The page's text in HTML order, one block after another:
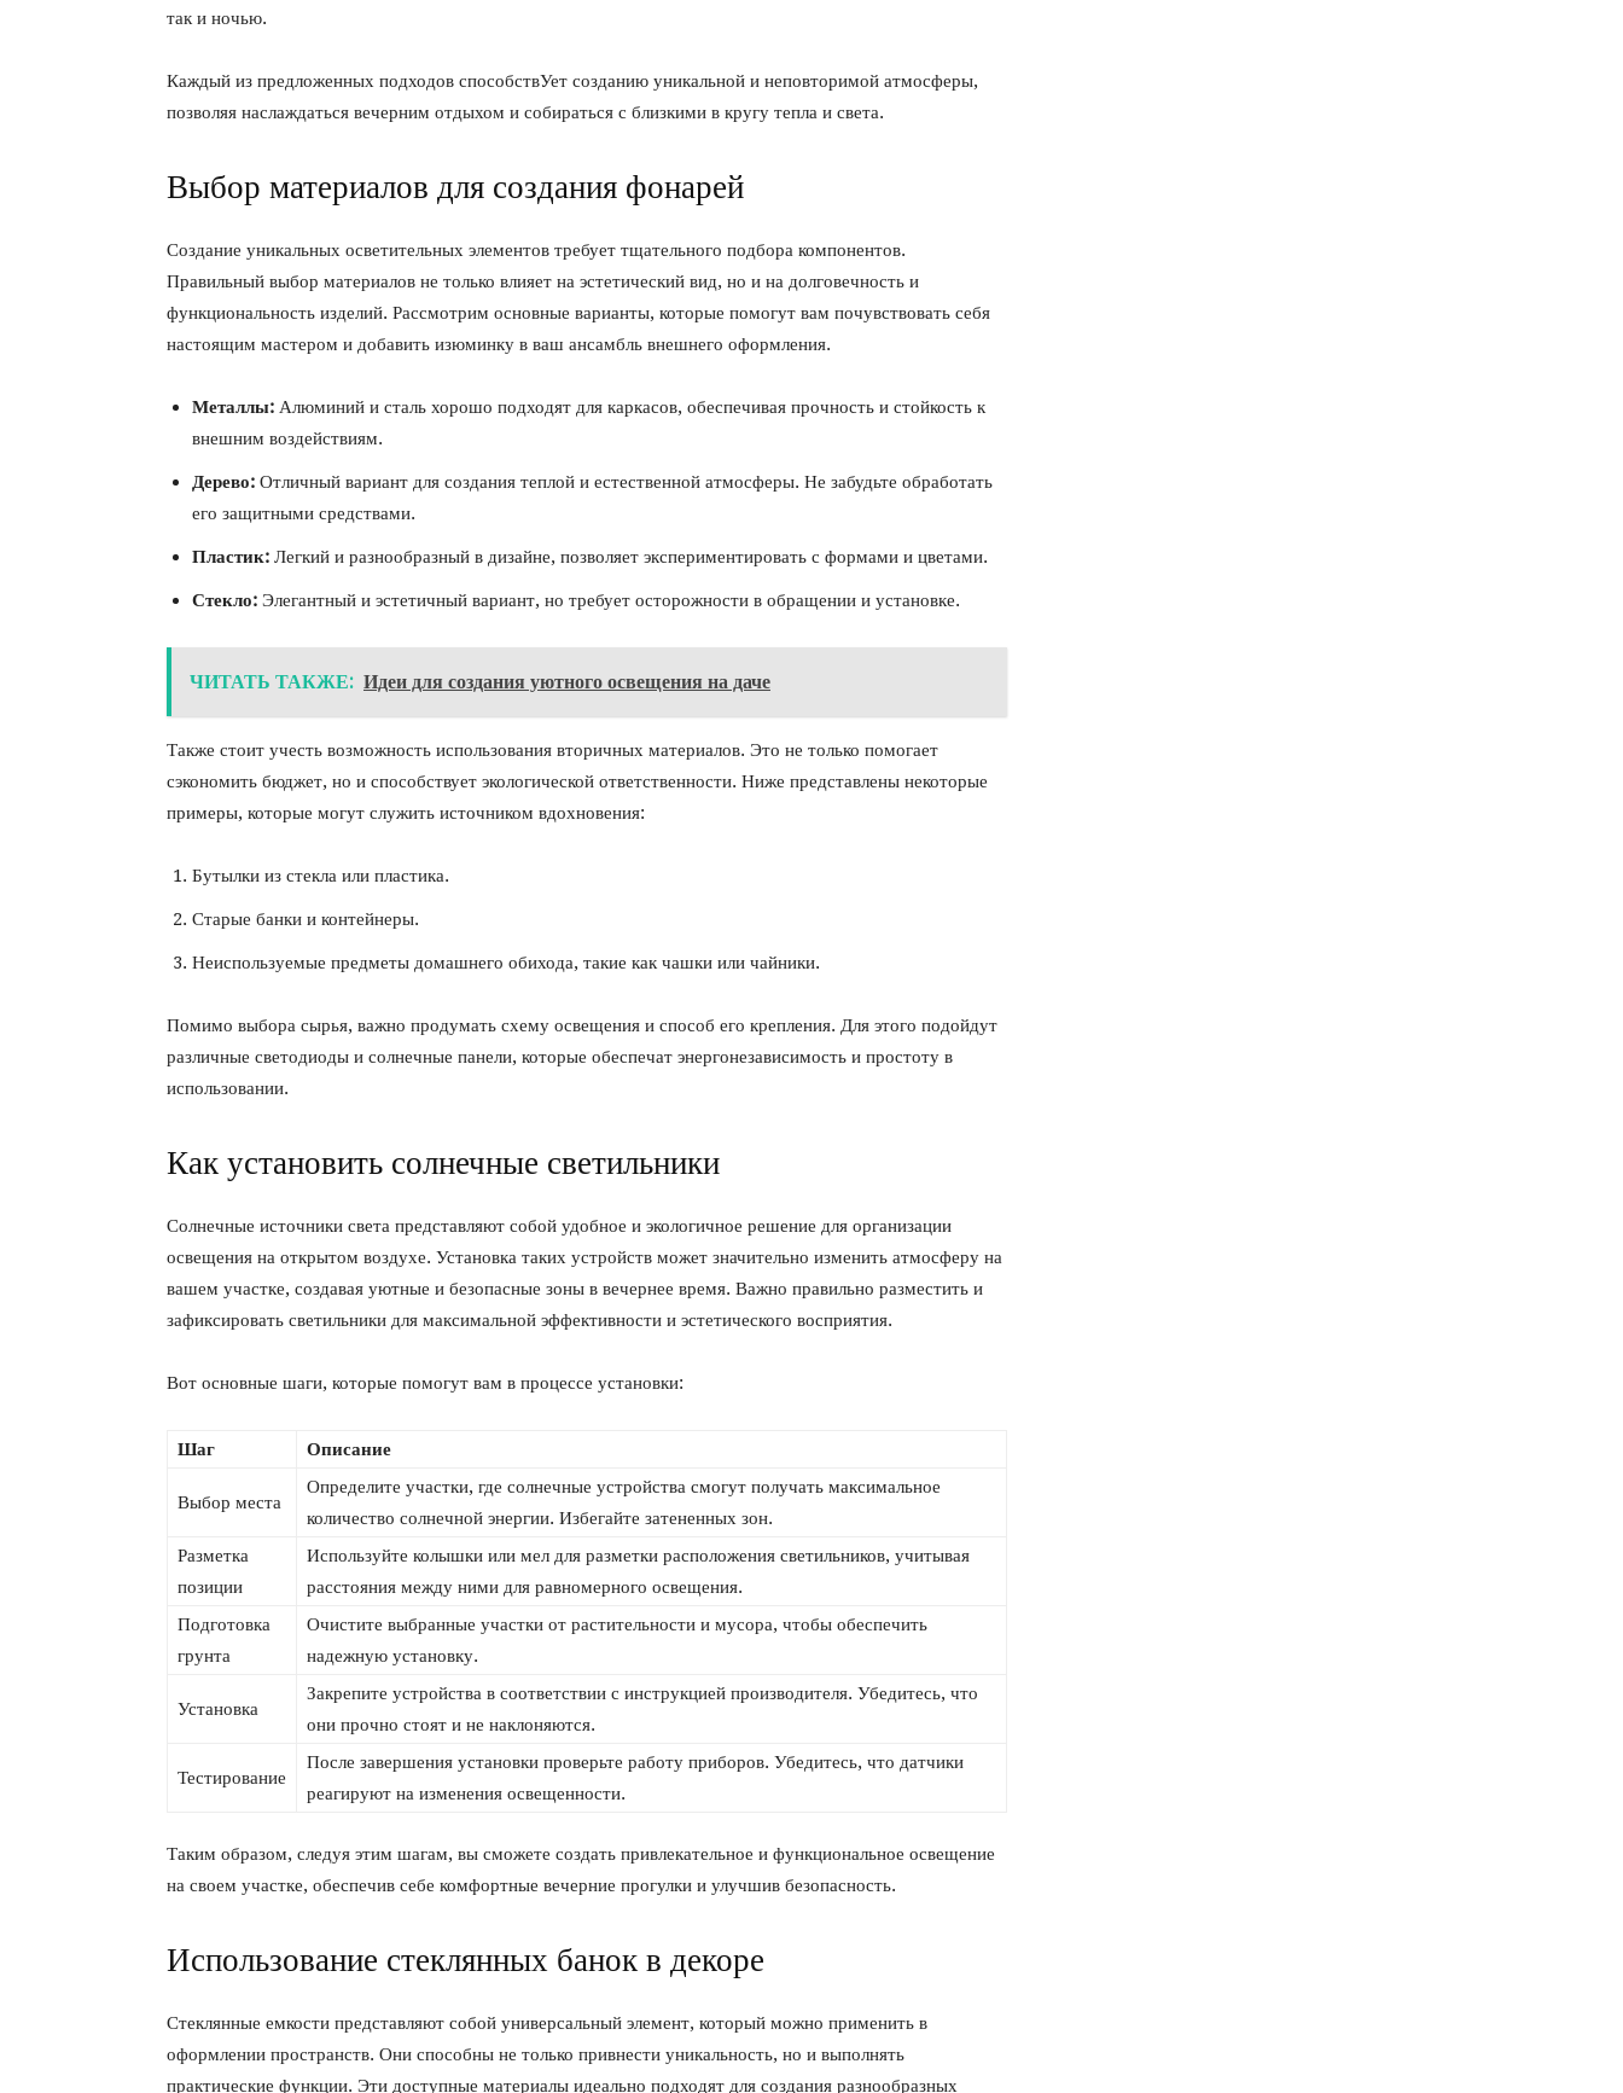
так и ночью.
Каждый из предложенных подходов способствУет созданию уникальной и неповторимой атмосферы,
позволяя наслаждаться вечерним отдыхом и собираться с близкими в кругу тепла и света.
Выбор материалов для создания фонарей
Создание уникальных осветительных элементов требует тщательного подбора компонентов.
Правильный выбор материалов не только влияет на эстетический вид, но и на долговечность и
функциональность изделий. Рассмотрим основные варианты, которые помогут вам почувствовать себя
настоящим мастером и добавить изюминку в ваш ансамбль внешнего оформления.
Металлы: Алюминий и сталь хорошо подходят для каркасов, обеспечивая прочность и стойкость к
внешним воздействиям.
Дерево: Отличный вариант для создания теплой и естественной атмосферы. Не забудьте обработать
его защитными средствами.
Пластик: Легкий и разнообразный в дизайне, позволяет экспериментировать с формами и цветами.
Стекло: Элегантный и эстетичный вариант, но требует осторожности в обращении и установке.
ЧИТАТЬ ТАКЖЕ: Идеи для создания уютного освещения на даче
Также стоит учесть возможность использования вторичных материалов. Это не только помогает
сэкономить бюджет, но и способствует экологической ответственности. Ниже представлены некоторые
примеры, которые могут служить источником вдохновения:
Бутылки из стекла или пластика.
Старые банки и контейнеры.
Неиспользуемые предметы домашнего обихода, такие как чашки или чайники.
Помимо выбора сырья, важно продумать схему освещения и способ его крепления. Для этого подойдут
различные светодиоды и солнечные панели, которые обеспечат энергонезависимость и простоту в
использовании.
Как установить солнечные светильники
Солнечные источники света представляют собой удобное и экологичное решение для организации
освещения на открытом воздухе. Установка таких устройств может значительно изменить атмосферу на
вашем участке, создавая уютные и безопасные зоны в вечернее время. Важно правильно разместить и
зафиксировать светильники для максимальной эффективности и эстетического восприятия.
Вот основные шаги, которые помогут вам в процессе установки:
Шаг Описание
Выбор места
Определите участки, где солнечные устройства смогут получать максимальное
количество солнечной энергии. Избегайте затененных зон.
Разметка
позиции
Используйте колышки или мел для разметки расположения светильников, учитывая
расстояния между ними для равномерного освещения.
Подготовка
грунта
Очистите выбранные участки от растительности и мусора, чтобы обеспечить
надежную установку.
Установка
Закрепите устройства в соответствии с инструкцией производителя. Убедитесь, что
они прочно стоят и не наклоняются.
Тестирование
После завершения установки проверьте работу приборов. Убедитесь, что датчики
реагируют на изменения освещенности.
Таким образом, следуя этим шагам, вы сможете создать привлекательное и функциональное освещение
на своем участке, обеспечив себе комфортные вечерние прогулки и улучшив безопасность.
Использование стеклянных банок в декоре
Стеклянные емкости представляют собой универсальный элемент, который можно применить в
оформлении пространств. Они способны не только привнести уникальность, но и выполнять
практические функции. Эти доступные материалы идеально подходят для создания разнообразных